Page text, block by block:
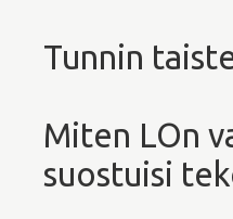
Tunnin
Miten LOn
suostuisi